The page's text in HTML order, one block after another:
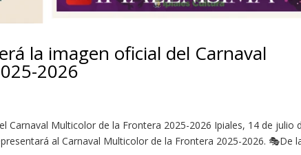
la imagen oficial del Carnaval
2026
Carnaval Multicolor de la Frontera 2025-2026 Ipiales, 14 de julio
al Carnaval Multicolor de la Frontera 2025-2026. 🎭De